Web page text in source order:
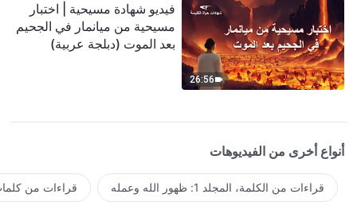
26:56
فيديو شهادة مسيحية | اختبار
مسيحية من ميانمار في الجحيم
بعد الموت (دبلجة عربية)
أنواع أخرى من الفيديوهات
قراءات من الكلمة، المجلد 1: ظهور الله وعمله قراءات من